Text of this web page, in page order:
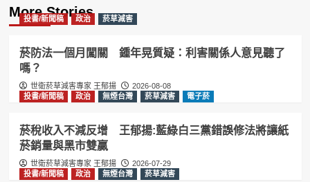
More Stories
投書/新聞稿 政治 菸草減害
菸防法一個月闖關 鍾年晃質疑：利害關係人意見聽了
嗎？
世衛菸草減害專家 王郁揚
2026-08-08
投書/新聞稿
政治 無煙台灣 菸草減害 電子菸
菸稅收入不減反增 王郁揚:藍綠白三黨錯誤修法將讓紙
菸銷量與黑市雙贏
世衛菸草減害專家 王郁揚
2026-07-29
投書/新聞稿
政治 無煙台灣 菸草減害